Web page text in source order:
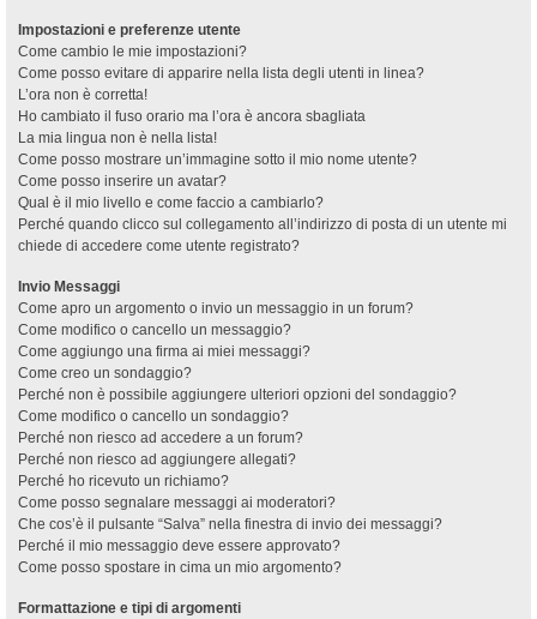
Impostazioni e preferenze utente
Come cambio le mie impostazioni?
Come posso evitare di apparire nella lista degli utenti in linea?
L’ora non è corretta!
Ho cambiato il fuso orario ma l’ora è ancora sbagliata
La mia lingua non è nella lista!
Come posso mostrare un’immagine sotto il mio nome utente?
Come posso inserire un avatar?
Qual è il mio livello e come faccio a cambiarlo?
Perché quando clicco sul collegamento all’indirizzo di posta di un utente mi
chiede di accedere come utente registrato?
Invio Messaggi
Come apro un argomento o invio un messaggio in un forum?
Come modifico o cancello un messaggio?
Come aggiungo una firma ai miei messaggi?
Come creo un sondaggio?
Perché non è possibile aggiungere ulteriori opzioni del sondaggio?
Come modifico o cancello un sondaggio?
Perché non riesco ad accedere a un forum?
Perché non riesco ad aggiungere allegati?
Perché ho ricevuto un richiamo?
Come posso segnalare messaggi ai moderatori?
Che cos’è il pulsante “Salva” nella finestra di invio dei messaggi?
Perché il mio messaggio deve essere approvato?
Come posso spostare in cima un mio argomento?
Formattazione e tipi di argomenti